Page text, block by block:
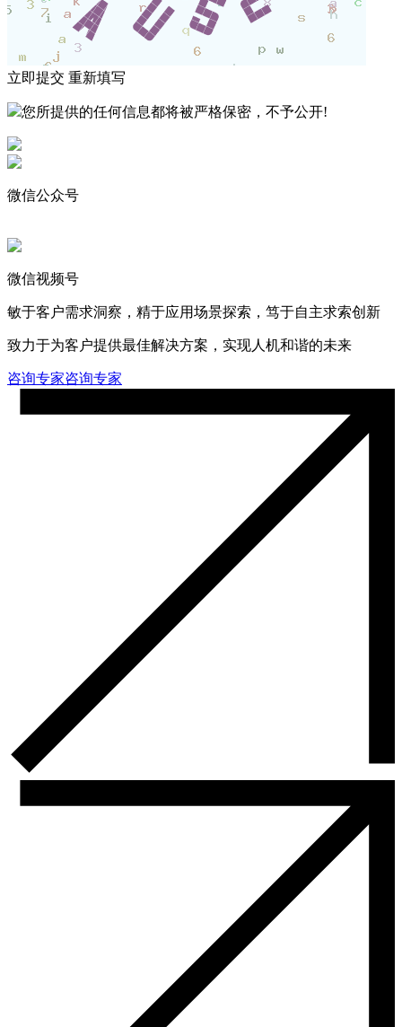
立即提交 重新填写
您所提供的任何信息都将被严格保密，不予公开!
微信公众号
微信视频号
敏于客户需求洞察，精于应用场景探索，笃于自主求索创新
致力于为客户提供最佳解决方案，实现人机和谐的未来
咨询专家咨询专家